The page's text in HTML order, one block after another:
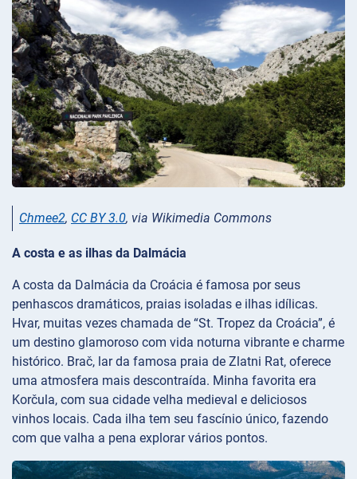
Chmee2, CC BY 3.0, via Wikimedia Commons
A costa e as ilhas da Dalmácia
A costa da Dalmácia da Croácia é famosa por seus
penhascos dramáticos, praias isoladas e ilhas idílicas.
Hvar, muitas vezes chamada de “St. Tropez da Croácia”, é
um destino glamoroso com vida noturna vibrante e charme
histórico. Brač, lar da famosa praia de Zlatni Rat, oferece
uma atmosfera mais descontraída. Minha favorita era
Korčula, com sua cidade velha medieval e deliciosos
vinhos locais. Cada ilha tem seu fascínio único, fazendo
com que valha a pena explorar vários pontos.